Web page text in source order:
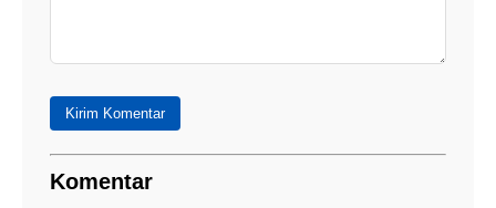
Kirim Komentar
Komentar